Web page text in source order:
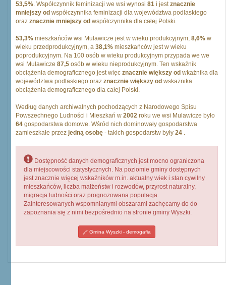
53,5%. Współczynnik feminizacji we wsi wynosi 81 i jestznacznie
mniejszy od współczynnika feminizacji dla województwa podlaskiego
oraz znacznie mniejszy od współczynnika dla całej Polski.
53,3% mieszkańców wsi Mulawicze jest w wieku produkcyjnym, 8,6% w
wieku przedprodukcyjnym, a 38,1% mieszkańców jest w wieku
poprodukcyjnym. Na 100 osób w wieku produkcyjnym przypada we we
wsi Mulawicze 87,5 osób w wieku nieprodukcyjnym. Ten wskaźnik
obciążenia demograficznego jest więc znacznie większy od wkażnika dla
województwa podlaskiego oraz znacznie większy od wskażnika
obciążenia demograficznego dla całej Polski.
Według danych archiwalnych pochodzących z Narodowego Spisu
Powszechnego Ludności i Mieszkań w 2002 roku we wsi Mulawicze było
64 gospodarstwa domowe. Wśród nich dominowały gospodarstwa
zamieszkałe przez jedną osobę - takich gospodarstw były 24 .
Dostępność danych demograficznych jest mocno ograniczona
dla miejscowości statystycznych. Na poziomie gminy dostępnych
jest znacznie więcej wskaźników m.in. aktualny wiek i stan cywilny
mieszkańców, liczba małżeństw i rozwodów, przyrost naturalny,
migracja ludności oraz prognozowana populacja.
Zainteresowanych wspomnianymi obszarami zachęcamy do do
zapoznania się z nimi bezpośrednio na stronie gminy Wyszki.
Gmina Wyszki - demogafia